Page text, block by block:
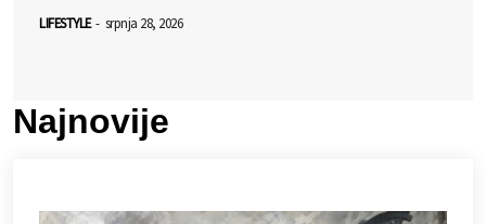
LIFESTYLE - srpnja 28, 2026
Najnovije